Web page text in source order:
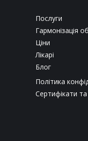
Послуги
Гармонізація
Ціни
Лікарі
Блог
Політика
Сертифікати та